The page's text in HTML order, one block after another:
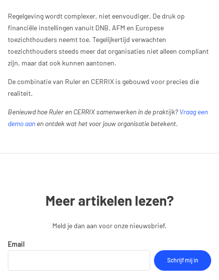
Regelgeving wordt complexer, niet eenvoudiger. De druk op
financiële instellingen vanuit DNB, AFM en Europese
toezichthouders neemt toe. Tegelijkertijd verwachten
toezichthouders steeds meer dat organisaties niet alleen compliant
zijn, maar dat ook kunnen aantonen.
De combinatie van Ruler en CERRIX is gebouwd voor precies die
realiteit.
Benieuwd hoe Ruler en CERRIX samenwerken in de praktijk?Vraag een
demo aan en ontdek wat het voor jouw organisatie betekent.
Meer artikelen lezen?
Meld je dan aan voor onze nieuwsbrief.
Email